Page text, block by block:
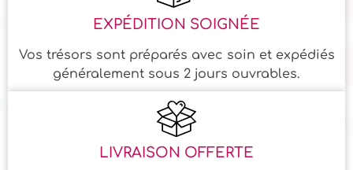
EXPÉDITION SOIGNÉE
Vos trésors sont préparés avec soin et expédiés
généralement sous 2 jours ouvrables.
LIVRAISON OFFERTE